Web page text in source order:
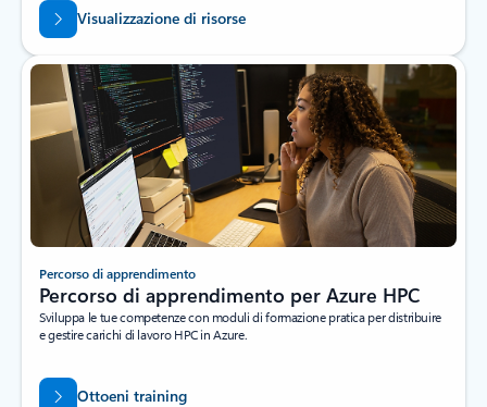
Visualizzazione di risorse
Percorso di apprendimento
Percorso di apprendimento per Azure HPC
Sviluppa le tue competenze con moduli di formazione pratica per distribuire
e gestire carichi di lavoro HPC in Azure.
Ottoeni training